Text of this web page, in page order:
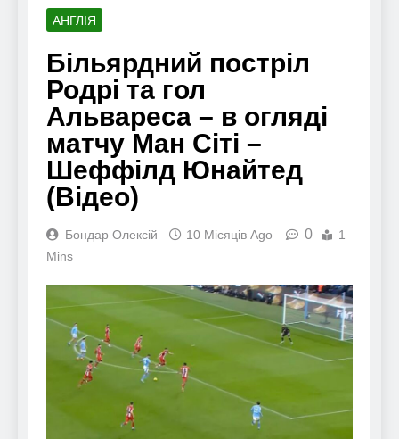
АНГЛІЯ
Більярдний постріл
Родрі та гол
Альвареса – в огляді
матчу Ман Сіті –
Шеффілд Юнайтед
(Відео)
Бондар Олексій 10 Місяців Ago 0
1
Mins